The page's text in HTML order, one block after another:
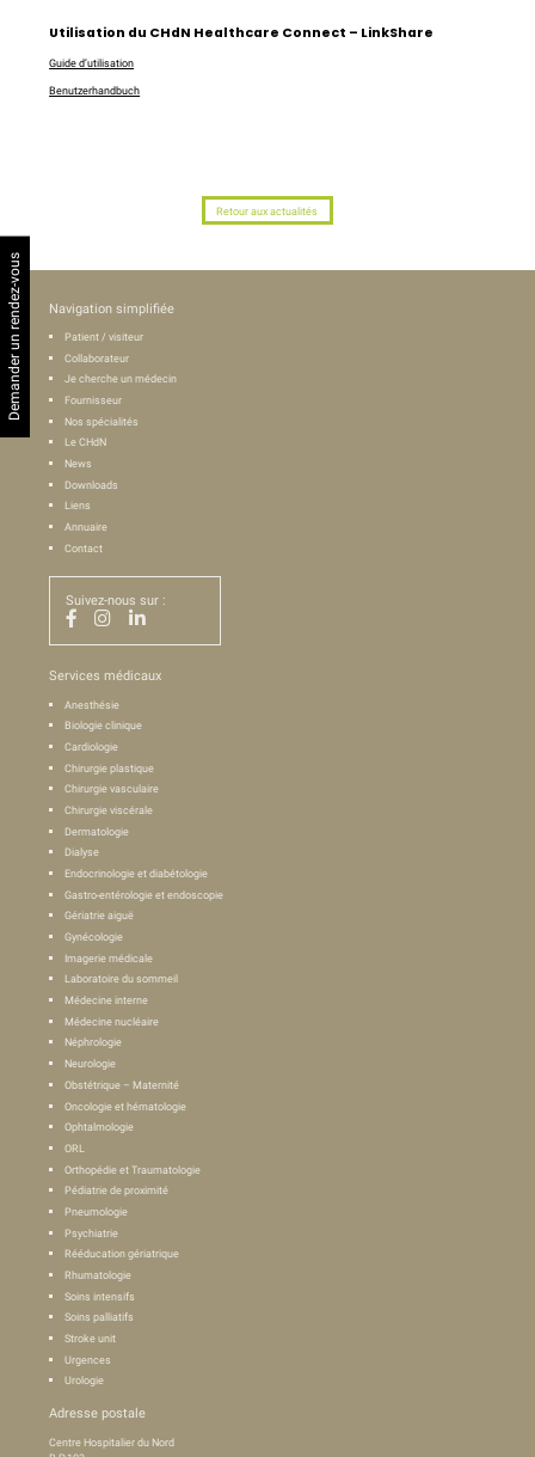
Utilisation du CHdN Healthcare Connect – LinkShare
Guide d’utilisation
Benutzerhandbuch
Retour aux actualités
Navigation simplifiée
Patient / visiteur
Collaborateur
Je cherche un médecin
Fournisseur
Nos spécialités
Le CHdN
News
Downloads
Liens
Annuaire
Contact
Suivez-nous sur :
Services médicaux
Anesthésie
Biologie clinique
Cardiologie
Chirurgie plastique
Chirurgie vasculaire
Chirurgie viscérale
Dermatologie
Dialyse
Endocrinologie et diabétologie
Gastro-entérologie et endoscopie
Gériatrie aiguë
Gynécologie
Imagerie médicale
Laboratoire du sommeil
Médecine interne
Médecine nucléaire
Néphrologie
Neurologie
Obstétrique – Maternité
Oncologie et hématologie
Ophtalmologie
ORL
Orthopédie et Traumatologie
Pédiatrie de proximité
Pneumologie
Psychiatrie
Rééducation gériatrique
Rhumatologie
Soins intensifs
Soins palliatifs
Stroke unit
Urgences
Urologie
Adresse postale
Centre Hospitalier du Nord
Demander un rendez-vous